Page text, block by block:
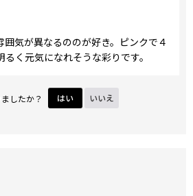
囲気が異なるののが好き。ピンクで４
く元気になれそうな彩りです。
したか？ はい いいえ